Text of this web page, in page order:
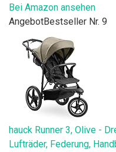
Bei Amazon ansehen
AngebotBestseller Nr. 9
hauck Runner 3, Olive -
Lufträder, Federung,